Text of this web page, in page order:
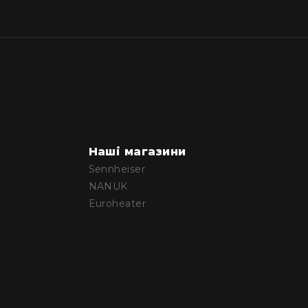
Наші магазини
Sennheiser
NANUK
Euroheater